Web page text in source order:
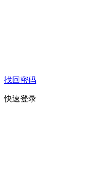
找回密码
快速登录